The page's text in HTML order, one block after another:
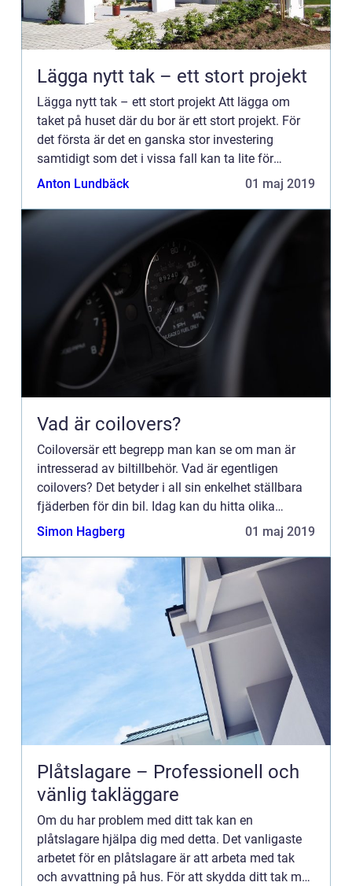
Lägga nytt tak – ett stort projekt
Lägga nytt tak – ett stort projekt Att lägga om
taket på huset där du bor är ett stort projekt. För
det första är det en ganska stor investering
samtidigt som det i vissa fall kan ta lite för
l&arin...
Anton Lundbäck 01 maj 2019
Vad är coilovers?
Coiloversär ett begrepp man kan se om man är
intresserad av biltillbehör. Vad är egentligen
coilovers? Det betyder i all sin enkelhet ställbara
fjäderben för din bil. Idag kan du hitta olika
varianter av produkten b...
Simon Hagberg 01 maj 2019
Plåtslagare – Professionell och
vänlig takläggare
Om du har problem med ditt tak kan en
plåtslagare hjälpa dig med detta. Det vanligaste
arbetet för en plåtslagare är att arbeta med tak
och avvattning på hus. För att skydda ditt tak mot